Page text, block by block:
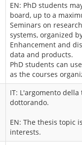
EN: PhD students
board, up to a
Seminars on
systems, organized
Enhancement and
data and products.
PhD students can
as the courses
IT: L'argomento
dottorando.
EN: The thesis topic
interests.